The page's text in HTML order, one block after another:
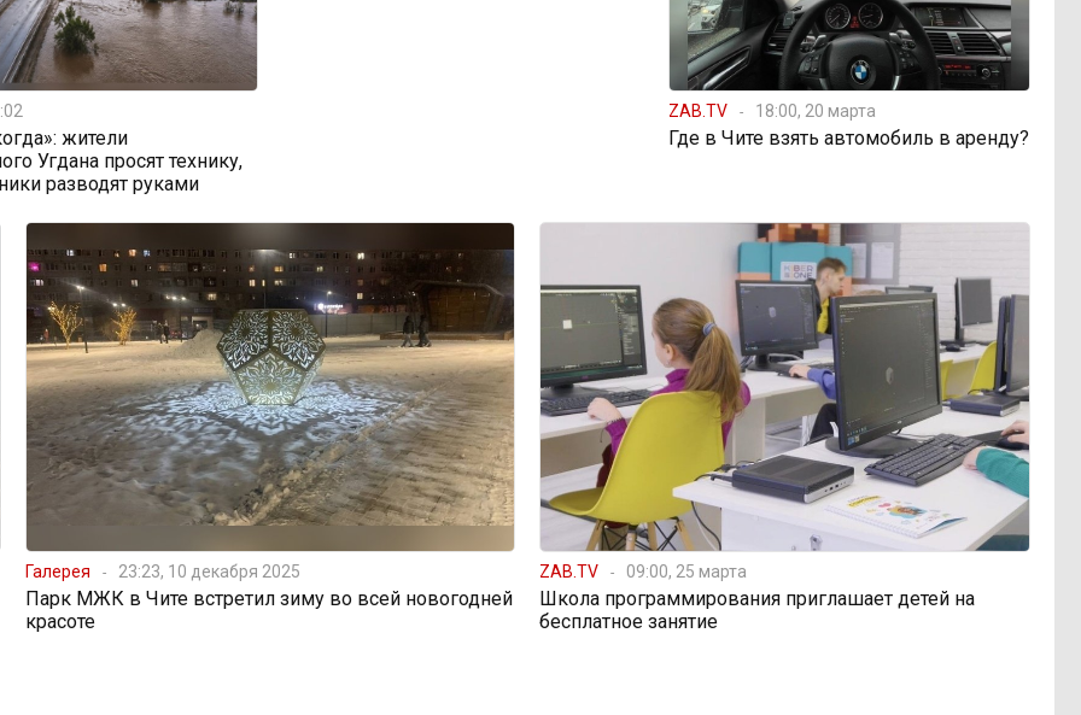
жители
Угдана просят технику,
разводят руками
ZAB.TV 18:00, 20 марта
Где в Чите взять автомобиль в аренду?
Галерея 23:23, 10 декабря 2025
Парк МЖК в Чите встретил зиму во всей новогодней
красоте
ZAB.TV 09:00, 25 марта
Школа программирования приглашает детей на
бесплатное занятие